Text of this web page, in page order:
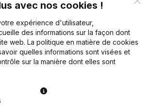
avec nos cookies !
expérience d'utilisateur,
des informations sur la façon dont
web. La politique en matière de cookies
quelles informations sont visées et
sur la manière dont elles sont
Produit
Informations d’entreprise
Monitoring